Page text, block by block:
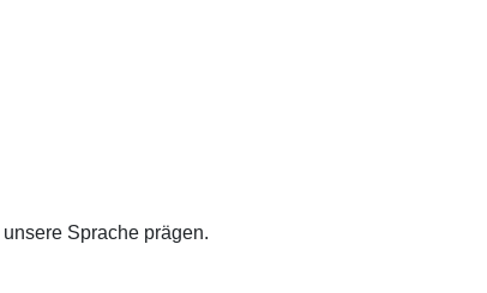
Sprache prägen.